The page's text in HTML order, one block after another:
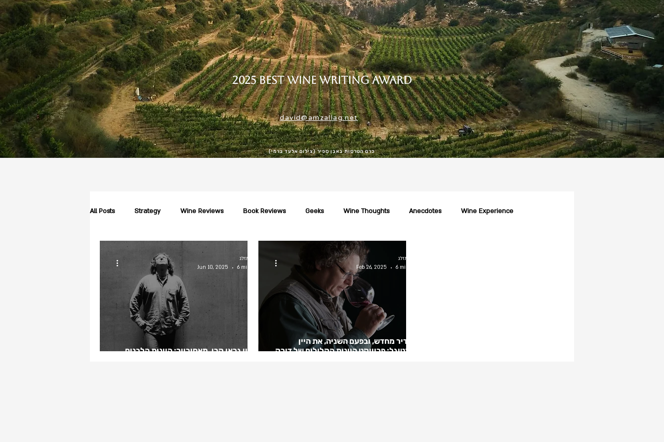
2025 Best Wine Writing Award
david@amzallag.net
כרם הטרסות באבן ספיר (צילום אלעד ברמי)
All Posts Strategy Wine Reviews Book Reviews Geeks Wine Thoughts Anecdotes Wine Experience
בורגון גראן קרו, מאחורייך: היינות הלבנים
דויד אמזלג
Jun 10, 2025
6 min read
להגדיר מחדש, ובפעם השניה, את היין
בפורטוגל: פרוייקט היינות הקלילים של דירק
דויד אמזלג
Feb 26, 2025
6 min read